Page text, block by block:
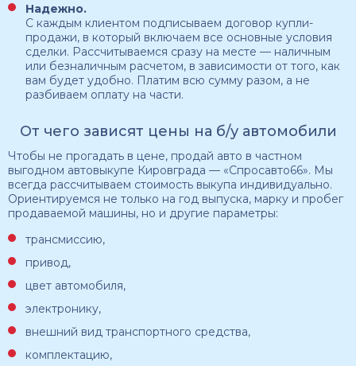
Надежно.
С каждым клиентом подписываем договор купли-
продажи, в который включаем все основные условия
сделки. Рассчитываемся сразу на месте — наличным
или безналичным расчетом, в зависимости от того, как
вам будет удобно. Платим всю сумму разом, а не
разбиваем оплату на части.
От чего зависят цены на б/у автомобили
Чтобы не прогадать в цене, продай авто в частном
выгодном автовыкупе Кировграда — «Спросавто66». Мы
всегда рассчитываем стоимость выкупа индивидуально.
Ориентируемся не только на год выпуска, марку и пробег
продаваемой машины, но и другие параметры:
трансмиссию,
привод,
цвет автомобиля,
электронику,
внешний вид транспортного средства,
комплектацию,